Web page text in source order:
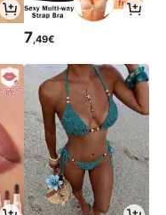
7,49€